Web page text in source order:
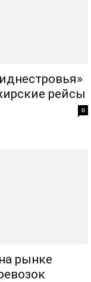
рейсы
0
рынке